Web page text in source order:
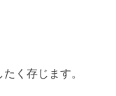
く存じます。